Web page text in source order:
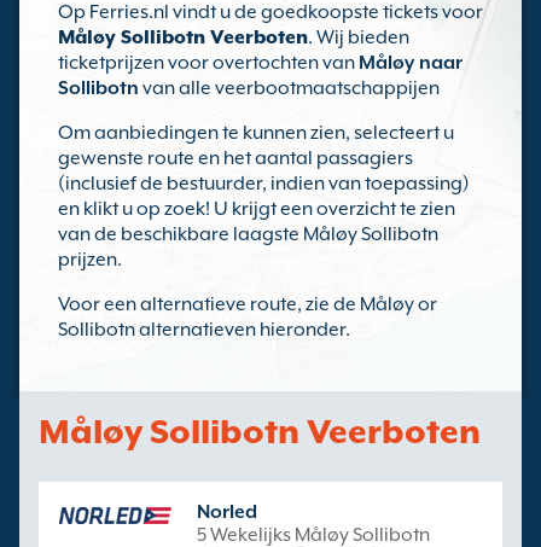
Op Ferries.nl vindt u de goedkoopste tickets voor
Måløy Sollibotn Veerboten. Wij bieden
ticketprijzen voor overtochten van Måløy naar
Sollibotn van alle veerbootmaatschappijen
Om aanbiedingen te kunnen zien, selecteert u
gewenste route en het aantal passagiers
(inclusief de bestuurder, indien van toepassing)
en klikt u op zoek! U krijgt een overzicht te zien
van de beschikbare laagste Måløy Sollibotn
prijzen.
Voor een alternatieve route, zie de Måløy or
Sollibotn alternatieven hieronder.
Måløy Sollibotn Veerboten
Norled
5 Wekelijks Måløy Sollibotn